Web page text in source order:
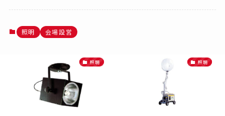
照明 会場設営
照明 照明